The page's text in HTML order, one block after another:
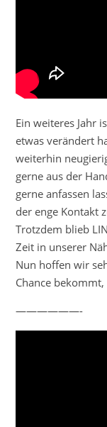
Ein weiteres Jahr
etwas verändert
weiterhin
gerne aus der
gerne anfassen
der enge Kontakt
Trotzdem blieb
Zeit in unserer
Nun hoffen wir
Chance
——————-